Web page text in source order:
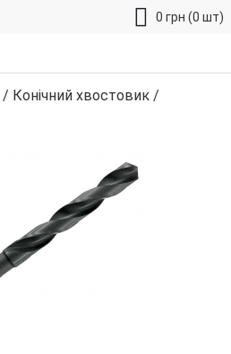
0 грн (0 шт)
/ Конічний хвостовик /